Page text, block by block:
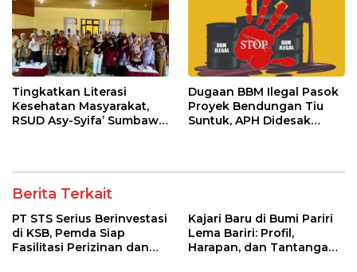
Tingkatkan Literasi
Kesehatan Masyarakat,
RSUD Asy-Syifa’ Sumbawa
Dugaan BBM Ilegal Pasok
Proyek Bendungan Tiu
Suntuk, APH Didesak
Berita Terkait
PT STS Serius Berinvestasi
di KSB, Pemda Siap
Fasilitasi Perizinan dan
Kajari Baru di Bumi Pariri
Lema Bariri: Profil,
Harapan, dan Tantangan